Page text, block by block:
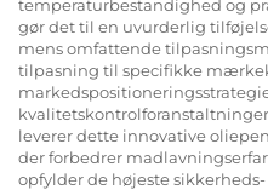
temperaturbestandighed og
gør det til en uvurderlig
mens omfattende
tilpasning til specifikke
leverer dette innovative
der forbedrer
opfylder de højeste